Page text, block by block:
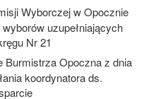
Wyborczej w Opocznie
uzupełniających
Nr 21
Burmistrza Opoczna z dnia
koordynatora ds.